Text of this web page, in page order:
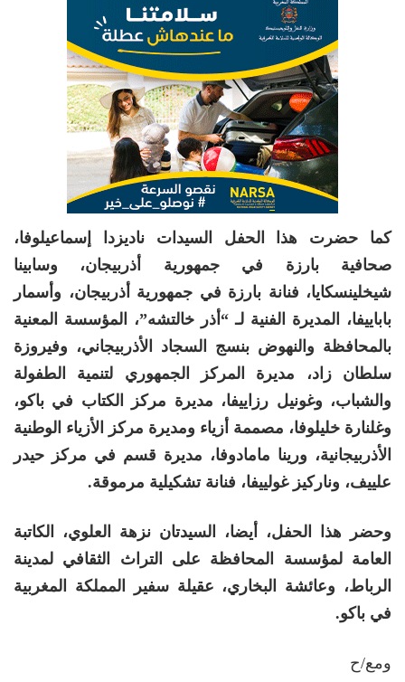
كما حضرت هذا الحفل السيدات ناديزدا إسماعيلوفا،
صحافية بارزة في جمهورية أذربيجان، وسابينا
شيخلينسكايا، فنانة بارزة في جمهورية أذربيجان، وأسمار
باباييفا، المديرة الفنية لـ “أذر خالتشه”، المؤسسة المعنية
بالمحافظة والنهوض بنسج السجاد الأذربيجاني، وفيروزة
سلطان زاد، مديرة المركز الجمهوري لتنمية الطفولة
والشباب، وغونيل رزاييفا، مديرة مركز الكتاب في باكو،
وغلنارة خليلوفا، مصممة أزياء ومديرة مركز الأزياء الوطنية
الأذربيجانية، ورينا مامادوفا، مديرة قسم في مركز حيدر
علييف، وناركيز غولييفا، فنانة تشكيلية مرموقة.
وحضر هذا الحفل، أيضا، السيدتان نزهة العلوي، الكاتبة
العامة لمؤسسة المحافظة على التراث الثقافي لمدينة
الرباط، وعائشة البخاري، عقيلة سفير المملكة المغربية
في باكو.
ومع/ح